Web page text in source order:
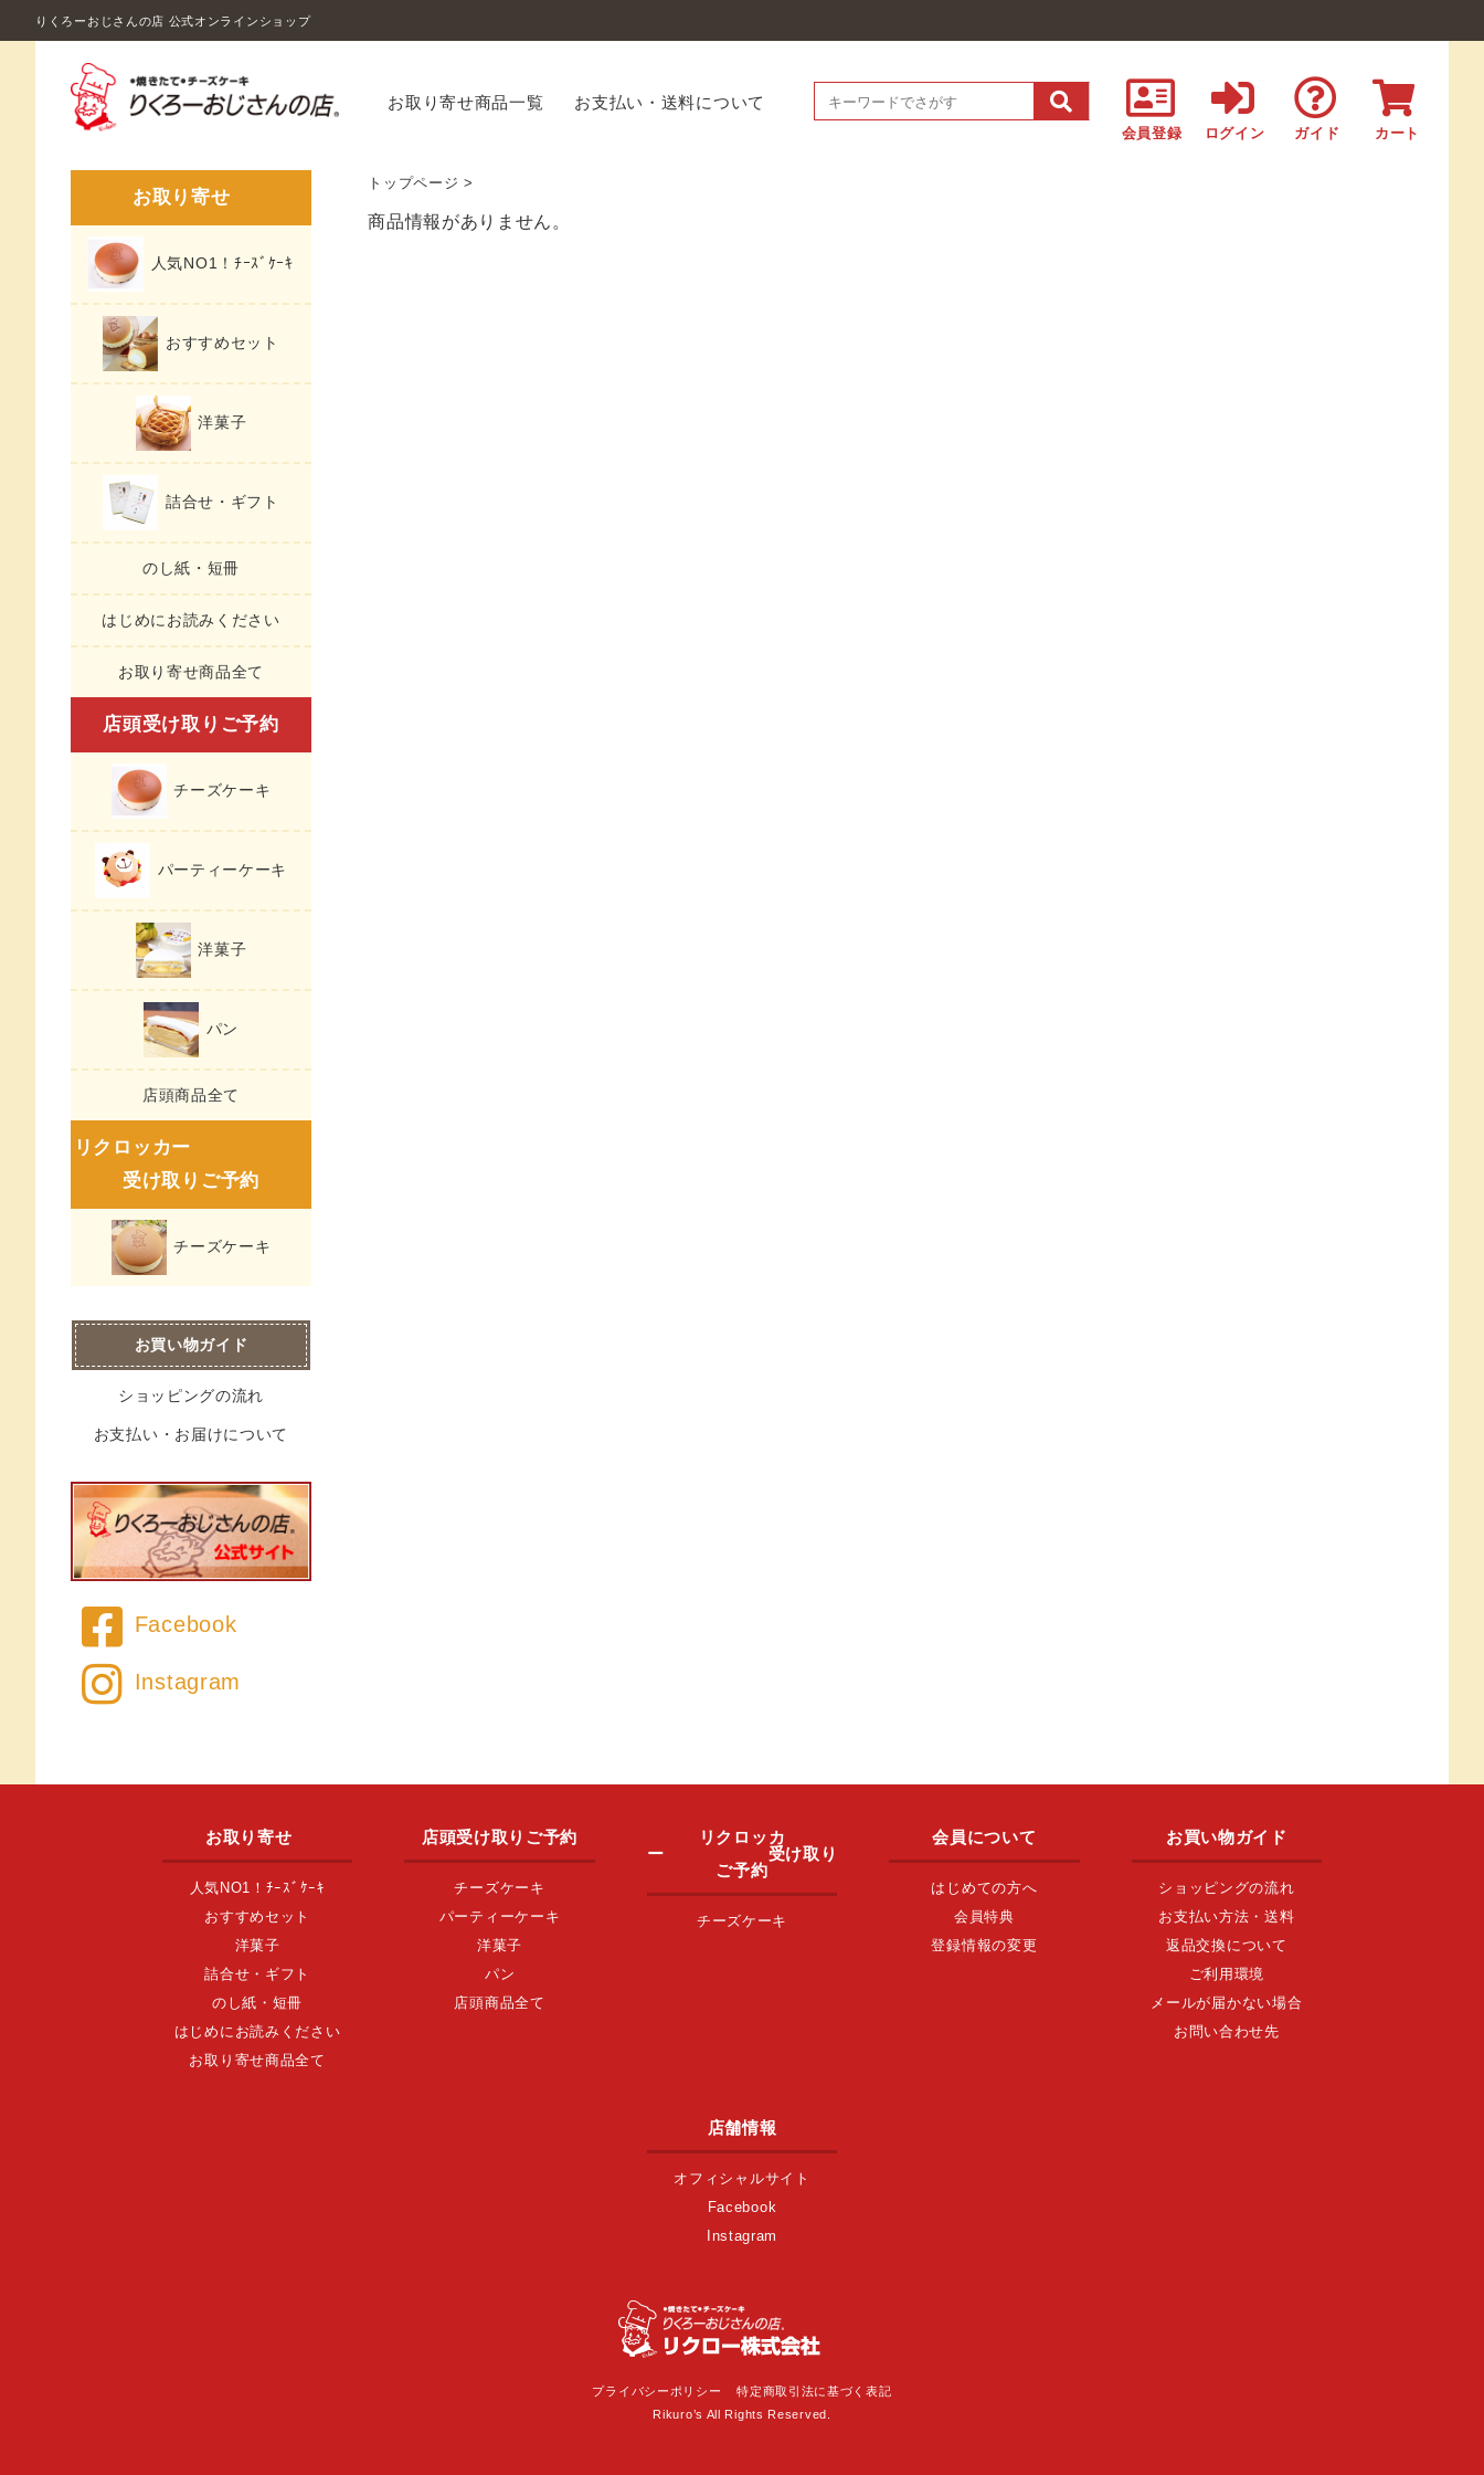
りくろーおじさんの店 公式オンラインショップ
会員登録 ログイン ガイド カート
お取り寄せ商品一覧 お支払い・送料について
お取り寄せ
人気NO1！ﾁｰｽﾞｹｰｷ
おすすめセット
洋菓子
詰合せ・ギフト
のし紙・短冊
はじめにお読みください
お取り寄せ商品全て
店頭受け取りご予約
チーズケーキ
パーティーケーキ
洋菓子
パン
店頭商品全て
リクロッカー
受け取りご予約
チーズケーキ
お買い物ガイド
ショッピングの流れ
お支払い・お届けについて
Facebook
Instagram
トップページ >
商品情報がありません。
お取り寄せ
人気NO1！ﾁｰｽﾞｹｰｷ
おすすめセット
洋菓子
詰合せ・ギフト
のし紙・短冊
はじめにお読みください
お取り寄せ商品全て
店頭受け取りご予約
チーズケーキ
パーティーケーキ
洋菓子
パン
店頭商品全て
リクロッカ
ー 受け取り
ご予約
チーズケーキ
会員について
はじめての方へ
会員特典
登録情報の変更
お買い物ガイド
ショッピングの流れ
お支払い方法・送料
返品交換について
ご利用環境
メールが届かない場合
お問い合わせ先
店舗情報
オフィシャルサイト
Facebook
Instagram
プライバシーポリシー
特定商取引法に基づく表記
Rikuro’s All Rights Reserved.